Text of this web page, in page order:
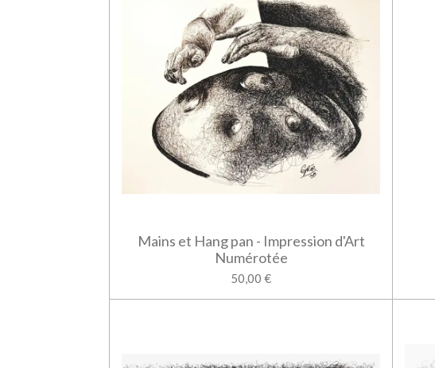
Mains et Hang pan - Impression d'Art
Numérotée
50,00 €